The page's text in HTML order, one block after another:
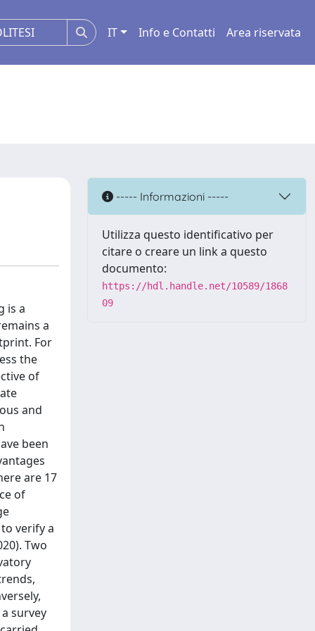
IT Info e Contatti Area riservata
is a
a
For
the
of
and
been
are 17
of
verify a
Two
survey
----- Informazioni -----
Utilizza questo identificativo per
citare o creare un link a questo
documento:
https://hdl.handle.net/10589/1868
09